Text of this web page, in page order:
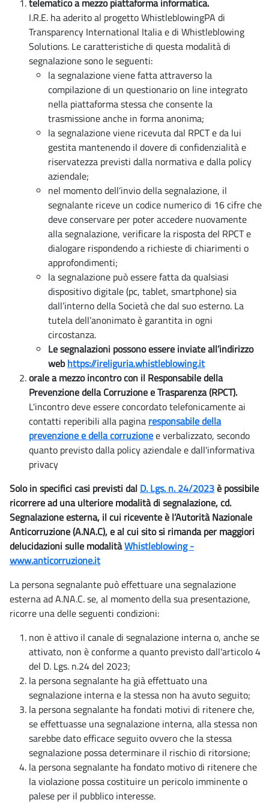
telematico a mezzo piattaforma informatica.
I.R.E. ha aderito al progetto WhistleblowingPA di
Transparency International Italia e di Whistleblowing
Solutions. Le caratteristiche di questa modalità di
segnalazione sono le seguenti:
la segnalazione viene fatta attraverso la
compilazione di un questionario on line integrato
nella piattaforma stessa che consente la
trasmissione anche in forma anonima;
la segnalazione viene ricevuta dal RPCT e da lui
gestita mantenendo il dovere di confidenzialità e
riservatezza previsti dalla normativa e dalla policy
aziendale;
nel momento dell’invio della segnalazione, il
segnalante riceve un codice numerico di 16 cifre che
deve conservare per poter accedere nuovamente
alla segnalazione, verificare la risposta del RPCT e
dialogare rispondendo a richieste di chiarimenti o
approfondimenti;
la segnalazione può essere fatta da qualsiasi
dispositivo digitale (pc, tablet, smartphone) sia
dall’interno della Società che dal suo esterno. La
tutela dell’anonimato è garantita in ogni
circostanza.
Le segnalazioni possono essere inviate all’indirizzo
webhttps://ireliguria.whistleblowing.it
orale a mezzo incontro con il Responsabile della
Prevenzione della Corruzione e Trasparenza (RPCT).
L'incontro deve essere concordato telefonicamente ai
contatti reperibili alla pagina responsabile della
prevenzione e della corruzionee verbalizzato, secondo
quanto previsto dalla policy aziendale e dall'informativa
privacy
Solo in specifici casi previsti dal D. Lgs. n. 24/2023è possibile
ricorrere ad una ulteriore modalità di segnalazione, cd.
Segnalazione esterna, il cui ricevente è l’Autorità Nazionale
Anticorruzione (A.NA.C), e al cui sito si rimanda per maggiori
delucidazioni sulle modalitàWhistleblowing -
www.anticorruzione.it
La persona segnalante può effettuare una segnalazione
esterna ad A.NA.C. se, al momento della sua presentazione,
ricorre una delle seguenti condizioni:
non è attivo il canale di segnalazione interna o, anche se
attivato, non è conforme a quanto previsto dall'articolo 4
del D. Lgs. n.24 del 2023;
la persona segnalante ha già effettuato una
segnalazione interna e la stessa non ha avuto seguito;
la persona segnalante ha fondati motivi di ritenere che,
se effettuasse una segnalazione interna, alla stessa non
sarebbe dato efficace seguito ovvero che la stessa
segnalazione possa determinare il rischio di ritorsione;
la persona segnalante ha fondato motivo di ritenere che
la violazione possa costituire un pericolo imminente o
palese per il pubblico interesse.